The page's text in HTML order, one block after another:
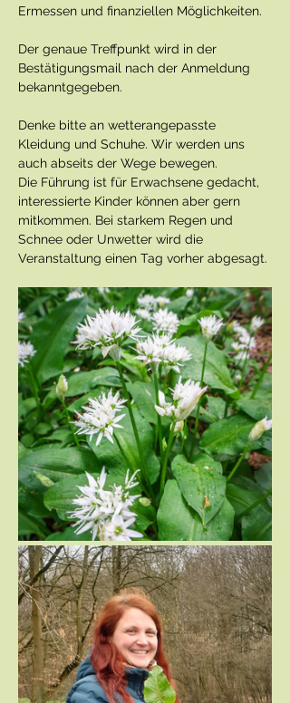
Ermessen und finanziellen Möglichkeiten.
Der genaue Treffpunkt wird in der
Bestätigungsmail nach der Anmeldung
bekanntgegeben.
Denke bitte an wetterangepasste
Kleidung und Schuhe. Wir werden uns
auch abseits der Wege bewegen.
Die Führung ist für Erwachsene gedacht,
interessierte Kinder können aber gern
mitkommen. Bei starkem Regen und
Schnee oder Unwetter wird die
Veranstaltung einen Tag vorher abgesagt.